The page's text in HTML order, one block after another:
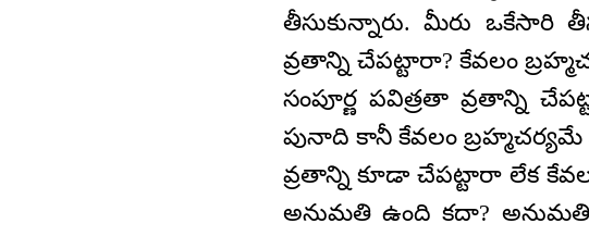
తీసుకున్నారు. మీరు ఒకేసారి
వ్రతాన్ని చేపట్టారా? కేవలం
సంపూర్ణ పవిత్రతా వ్రతాన్ని
పునాది కానీ కేవలం
వ్రతాన్ని కూడా చేపట్టారా లేక
అనుమతి ఉంది కదా?